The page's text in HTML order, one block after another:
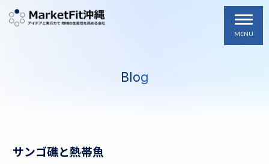
MENU
Blog
サンゴ礁と熱帯魚